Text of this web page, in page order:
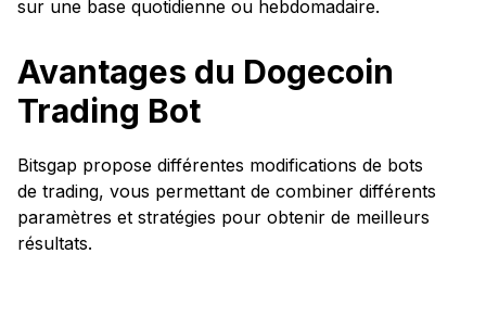
sur une base quotidienne ou hebdomadaire.
Avantages du Dogecoin
Trading Bot
Bitsgap propose différentes modifications de bots
de trading, vous permettant de combiner différents
paramètres et stratégies pour obtenir de meilleurs
résultats.